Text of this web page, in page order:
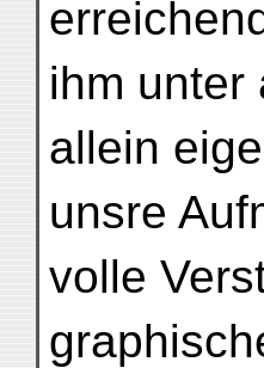
ihm unter
allein
unsre
volle